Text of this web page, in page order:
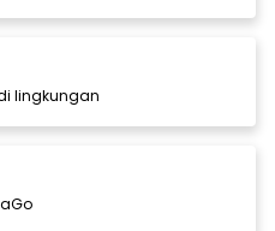
lingkungan